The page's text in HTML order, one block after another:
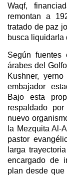
Waqf,
remontan a
tratado de paz
busca liquidarla
Según fuentes
árabes del
Kushner,
embajador
Bajo esta
respaldado
nuevo
la Mezquita Al-
pastor
larga
encargado de
plan desde